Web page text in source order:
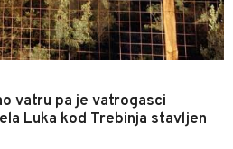
vatru pa je vatrogasci
Luka kod Trebinja stavljen